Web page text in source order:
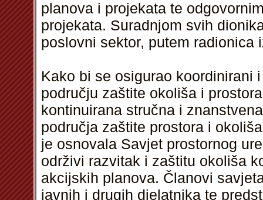
planova i projekata te
projekata. Suradnjom svih
poslovni sektor, putem
Kako bi se osigurao koordinirani
području zaštite okoliša i
kontinuirana stručna i
područja zaštite prostora i
je osnovala Savjet prostornog
održivi razvitak i zaštitu okoliša
akcijskih planova. Članovi
javnih i drugih djelatnika te